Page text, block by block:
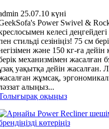
25.07.10 күні
Power Swivel &
келесі
стильді сезініңіз! 75 см
және 150 кг-ға дейін
механизмімен жасалған
уақытқа дейін жасалған.
жұмсақ,
алыңыз...
оқыңыз